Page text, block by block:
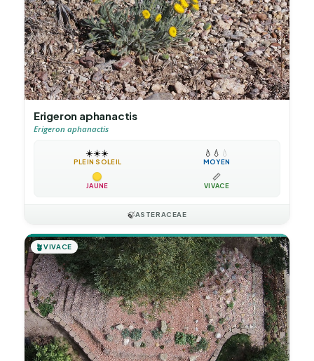
Erigeron aphanactis
Erigeron aphanactis
☀️☀️☀️
PLEIN SOLEIL
💧 💧 💧
MOYEN
JAUNE
📏
VIVACE
🍃ASTERACEAE
🪴VIVACE